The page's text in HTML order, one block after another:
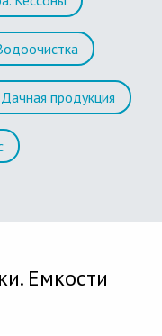
продукция
Емкости